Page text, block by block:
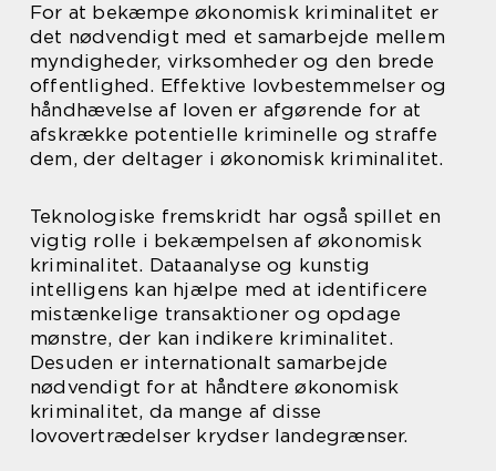
For at bekæmpe økonomisk kriminalitet er
det nødvendigt med et samarbejde mellem
myndigheder, virksomheder og den brede
offentlighed. Effektive lovbestemmelser og
håndhævelse af loven er afgørende for at
afskrække potentielle kriminelle og straffe
dem, der deltager i økonomisk kriminalitet.
Teknologiske fremskridt har også spillet en
vigtig rolle i bekæmpelsen af økonomisk
kriminalitet. Dataanalyse og kunstig
intelligens kan hjælpe med at identificere
mistænkelige transaktioner og opdage
mønstre, der kan indikere kriminalitet.
Desuden er internationalt samarbejde
nødvendigt for at håndtere økonomisk
kriminalitet, da mange af disse
lovovertrædelser krydser landegrænser.